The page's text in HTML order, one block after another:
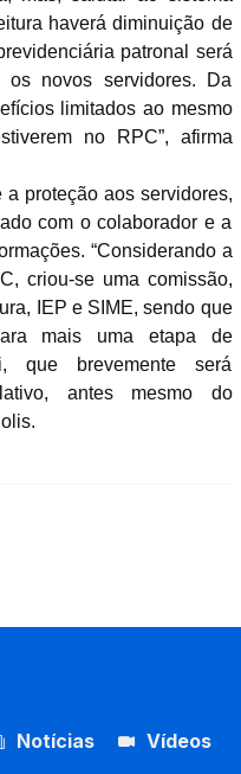
haverá diminuição de
patronal será
novos servidores. Da
limitados ao mesmo
no RPC”, afirma
proteção aos servidores,
com o colaborador e a
“Considerando a
criou-se uma comissão,
IEP e SIME, sendo que
mais uma etapa de
que brevemente será
antes mesmo do
Notícias Vídeos